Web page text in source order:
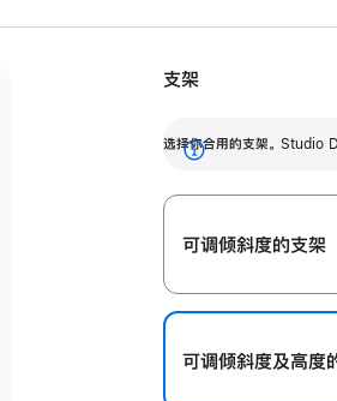
调节范围。
支架
选择你合用的支架。 Studio
展
开
可调倾斜度的支架
可调倾斜度及高‍度